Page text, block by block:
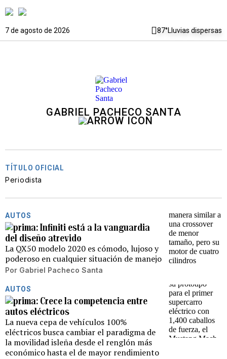
7 de agosto de 2026 87°Lluvias dispersas
GABRIEL PACHECO SANTA
TÍTULO OFICIAL
Periodista
AUTOS
Infiniti está a la vanguardia
del diseño atrevido
La QX50 modelo 2020 es cómodo, lujoso y
poderoso en cualquier situación de manejo
Por Gabriel Pacheco Santa
AUTOS
Crece la competencia entre
autos eléctricos
La nueva cepa de vehículos 100%
eléctricos busca cambiar el paradigma de
la movilidad isleña desde el renglón más
económico hasta el de mayor rendimiento